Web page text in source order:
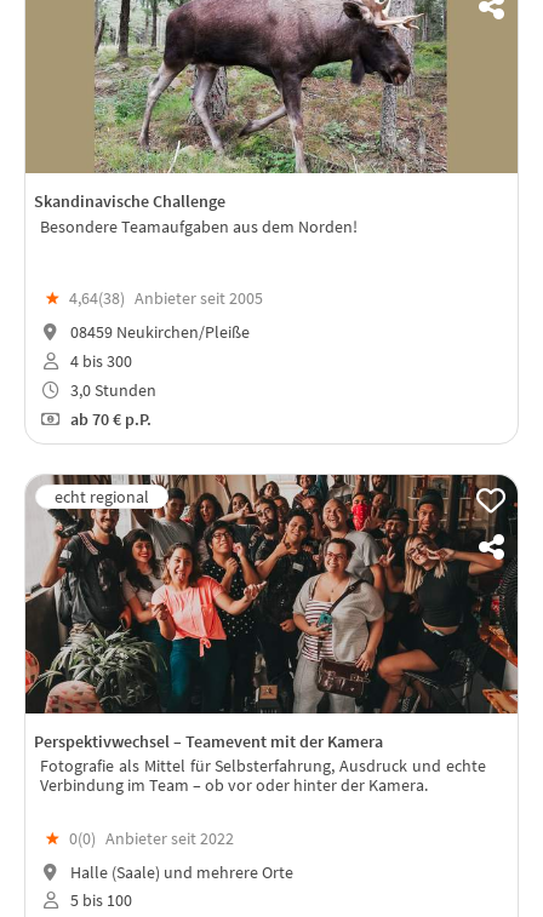
Skandinavische Challenge
Besondere Teamaufgaben aus dem Norden!
★ 4,64(38) Anbieter seit 2005
08459 Neukirchen/Pleiße
4 bis 300
3,0 Stunden
ab70 € p.P.
Perspektivwechsel – Teamevent mit der Kamera
Fotografie als Mittel für Selbsterfahrung, Ausdruck und echte
Verbindung im Team – ob vor oder hinter der Kamera.
★ 0(0) Anbieter seit 2022
Halle (Saale) und mehrere Orte
5 bis 100